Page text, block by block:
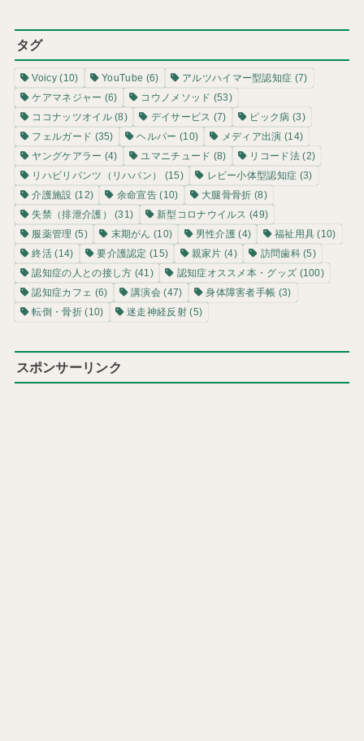
タグ
Voicy(10) YouTube (6) アルツハイマー型認知症 (7)
ケアマネジャー (6) コウノメソッド (53)
ココナッツオイル(8) デイサービス (7) ピック病 (3)
フェルガード (35) ヘルパー (10) メディア出演 (14)
ヤングケアラー (4) ユマニチュード (8) リコード法(2)
リハビリパンツ（リハパン）
(15) レビー小体型認知症 (3)
介護施設 (12) 余命宣告 (10) 大腿骨骨折 (8)
失禁（排泄介護）
(31) 新型コロナウイルス (49)
服薬管理 (5) 末期がん (10) 男性介護 (4) 福祉用具 (10)
終活 (14) 要介護認定 (15) 親家片 (4) 訪問歯科(5)
認知症の人との接し方 (41) 認知症オススメ本・グッズ (100)
認知症カフェ (6) 講演会 (47) 身体障害者手帳 (3)
転倒・骨折(10) 迷走神経反射(5)
スポンサーリンク